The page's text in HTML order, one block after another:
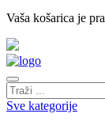
Vaša košarica je
Sve kategorije